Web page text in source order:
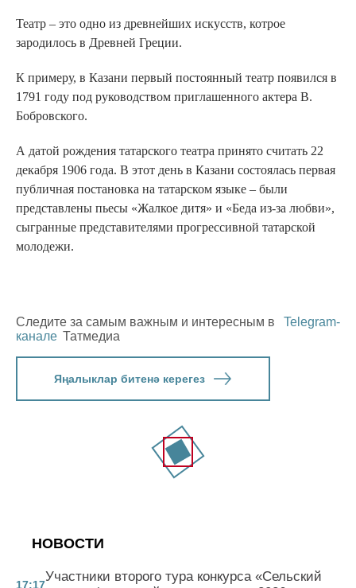
Театр – это одно из древнейших искусств, котрое
зародилось в Древней Греции.
К примеру, в Казани первый постоянный театр появился в
1791 году под руководством приглашенного актера В.
Бобровского.
А датой рождения татарского театра принято считать 22
декабря 1906 года. В этот день в Казани состоялась первая
публичная постановка на татарском языке – были
представлены пьесы «Жалкое дитя» и «Беда из-за любви»,
сыгранные представителями прогрессивной татарской
молодежи.
Следите за самым важным и интересным в
Telegram-
канале Татмедиа
Яңалыклар битенә керегез
НОВОСТИ
17:17
Участники второго тура конкурса «Сельский